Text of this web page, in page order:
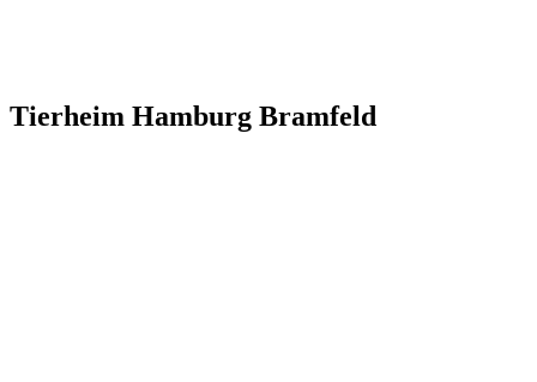
Tierheim Hamburg Bramfeld